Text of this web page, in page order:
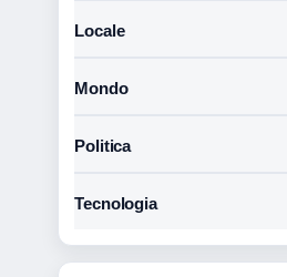
Locale
Mondo
Politica
Tecnologia